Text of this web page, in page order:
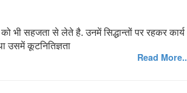
भी सहजता से लेते है. उनमें सिद्धान्तों पर रहकर कार्य
उसमें कूटनितिज्ञता
Read More..